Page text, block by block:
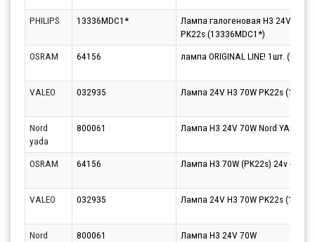
PHILIPS 13336MDC1*
Лампа галогеновая H3 24V 70W
PK22s (13336MDC1*)
OSRAM
64156 лампа ORIGINAL LINE! 1шт. (H3)
VALEO 032935 Лампа 24V H3 70W PK22s (1шт.)
Nord
yada
800061 Лампа H3 24V 70W Nord YADA
OSRAM 64156 Лампа H3 70W (PK22s) 24v -
VALEO 032935 Лампа 24V H3 70W PK22s (1шт.)
Nord
800061 Лампа H3 24V 70W